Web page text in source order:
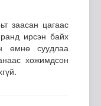
заасан цагаас
ирсэн байх
өмнө суудлаа
хожимдсон